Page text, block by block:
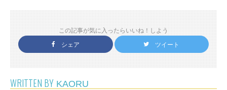
この記事が気に入ったらいいね！しよう
シェア
ツイート
WRITTEN BY KAORU